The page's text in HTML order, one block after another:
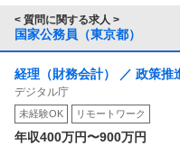
< 質問に関する求人 >
国家公務員（東京都）
経理（財務会計） ／ 政策推
算・調達）
デジタル庁
未経験OK リモートワーク
年収400万円〜900万円